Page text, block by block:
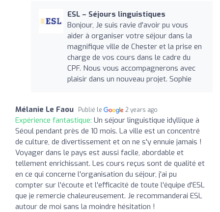
ESL – Séjours linguistiques
Bonjour, Je suis ravie d'avoir pu vous
aider à organiser votre séjour dans la
magnifique ville de Chester et la prise en
charge de vos cours dans le cadre du
CPF. Nous vous accompagnerons avec
plaisir dans un nouveau projet. Sophie
Mélanie Le Faou Publié le 2 years ago
Expérience fantastique: Un séjour linguistique idyllique à
Séoul pendant près de 10 mois. La ville est un concentré
de culture, de divertissement et on ne s'y ennuie jamais !
Voyager dans le pays est aussi facile, abordable et
tellement enrichissant. Les cours reçus sont de qualité et
en ce qui concerne l'organisation du séjour, j'ai pu
compter sur l'écoute et l'efficacité de toute l'équipe d'ESL
que je remercie chaleureusement. Je recommanderai ESL
autour de moi sans la moindre hésitation !